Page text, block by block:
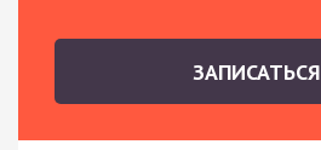
ЗАПИСАТЬСЯ